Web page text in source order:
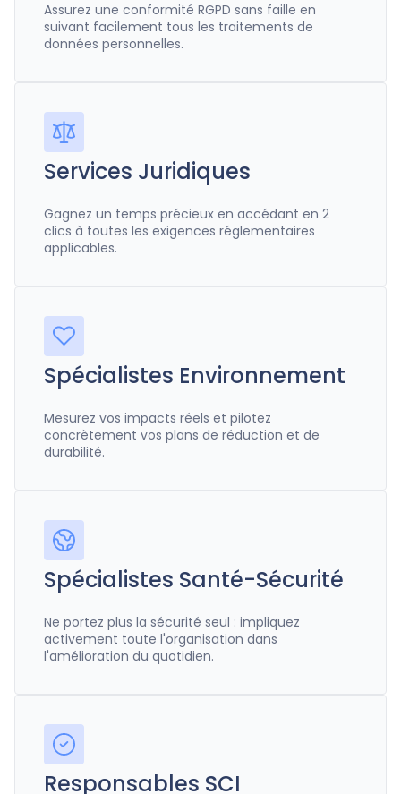
Assurez une conformité RGPD sans faille en
suivant facilement tous les traitements de
données personnelles.
Services Juridiques
Gagnez un temps précieux en accédant en 2
clics à toutes les exigences réglementaires
applicables.
Spécialistes Environnement
Mesurez vos impacts réels et pilotez
concrètement vos plans de réduction et de
durabilité.
Spécialistes Santé-Sécurité
Ne portez plus la sécurité seul : impliquez
activement toute l'organisation dans
l'amélioration du quotidien.
Responsables SCI